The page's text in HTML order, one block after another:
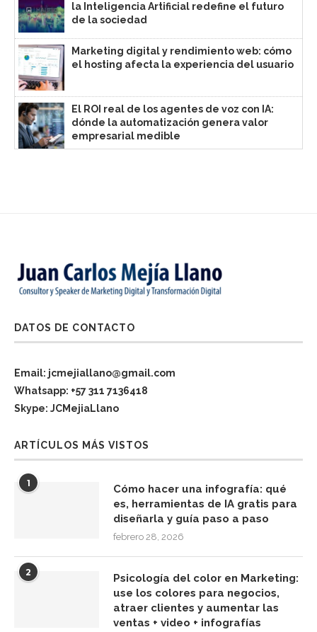
la Inteligencia Artificial redefine el futuro
de la sociedad
Marketing digital y rendimiento web: cómo
el hosting afecta la experiencia del usuario
El ROI real de los agentes de voz con IA:
dónde la automatización genera valor
empresarial medible
DATOS DE CONTACTO
Email: jcmejiallano@gmail.com
Whatsapp: +57 311 7136418
Skype: JCMejiaLlano
ARTÍCULOS MÁS VISTOS
1
Cómo hacer una infografía: qué
es, herramientas de IA gratis para
diseñarla y guía paso a paso
febrero 28, 2026
2
Psicología del color en Marketing:
use los colores para negocios,
atraer clientes y aumentar las
ventas + video + infografías